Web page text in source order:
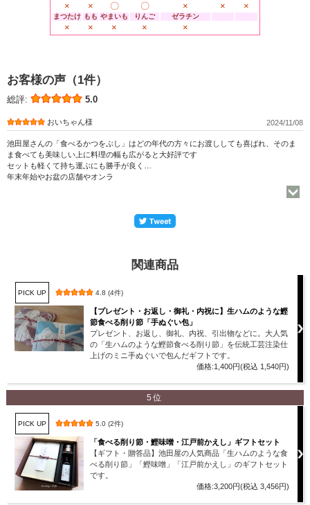
× × 〇 〇 × × ×
まつたけ もも やまいも りんご ゼラチン
× × × × ×
お客様の声（1件）
総評: 5.0
おいちゃん様 2024/11/08
池田屋さんの「食べるかつをぶし」はどの年代の方々にお渡ししても喜ばれ、そのま
ま食べても美味しい上に料理の幅も広がると大好評です
セットも軽くて持ち運ぶにも勝手が良く…
年末年始やお盆の店舗やオンラ
関連商品
PICK UP 4.8 (4件)
【プレゼント・お返し・御礼・内祝に】生ハムのような鰹
節食べる削り節「手ぬぐい包」
プレゼント、お返し、御礼、内祝、引出物などに。大人気
の「生ハムのような鰹節食べる削り節」を伝統工芸注染仕
上げのミニ手ぬぐいで包んだギフトです。
価格:1,400円(税込 1,540円)
5位
PICK UP 5.0 (2件)
「食べる削り節・鰹味噌・江戸前かえし」ギフトセット
【ギフト・贈答品】池田屋の人気商品「生ハムのような食
べる削り節」「鰹味噌」「江戸前かえし」のギフトセット
です。
価格:3,200円(税込 3,456円)